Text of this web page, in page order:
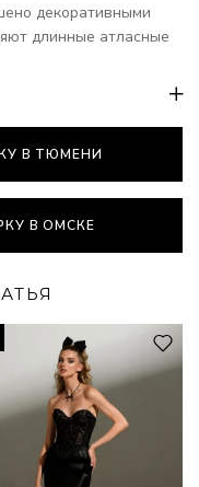
декоративными
длинные атласные
В ТЮМЕНИ
В ОМСКЕ